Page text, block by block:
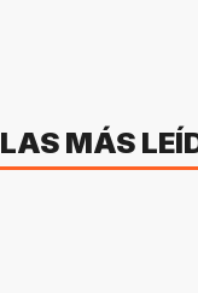
LAS MÁS